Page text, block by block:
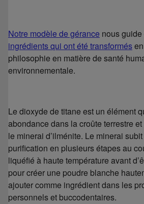
Notre modèle de gérance nous
ingrédients qui ont été transformés
philosophie en matière de santé
environnementale.
Le dioxyde de titane est un élément
abondance dans la croûte terrestre
le minerai d’ilménite. Le minerai
purification en plusieurs étapes au
liquéfié à haute température avant
pour créer une poudre blanche
ajouter comme ingrédient dans les
personnels et buccodentaires.